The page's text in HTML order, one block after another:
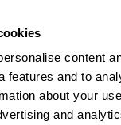
content
features and to
about your
and
e traz diversos
longa vida útil e
preserva
e